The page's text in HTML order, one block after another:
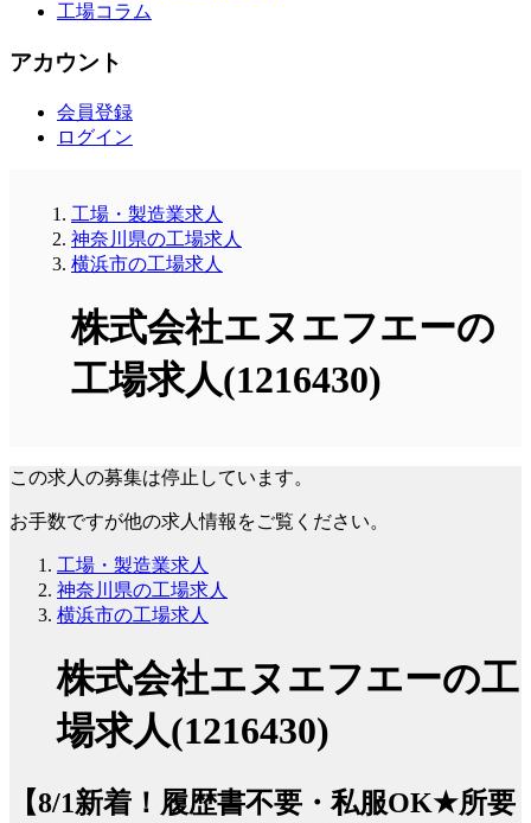
工場コラム
アカウント
会員登録
ログイン
工場・製造業求人
神奈川県の工場求人
横浜市の工場求人
株式会社エヌエフエーの
工場求人(1216430)
この求人の募集は停止しています。
お手数ですが他の求人情報をご覧ください。
工場・製造業求人
神奈川県の工場求人
横浜市の工場求人
株式会社エヌエフエーの工
場求人(1216430)
【8/1新着！履歴書不要・私服OK★所要